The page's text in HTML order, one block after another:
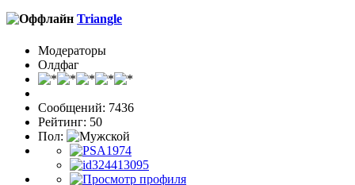
Triangle
Модераторы
Олдфаг
Сообщений: 7436
Рейтинг: 50
Пол: